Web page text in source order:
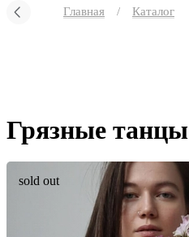
Главная / Каталог
sold out
Грязные танцы